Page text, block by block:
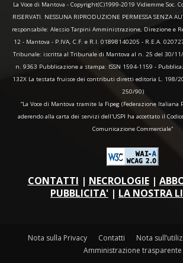
La Voce di Mantova - Copyright(C)1999-2019 Vidiemme Soc.
RISERVATI. NESSUNA RIPRODUZIONE PERMESSA SENZA
responsabile: Alessio Tarpini Amministrazione, Direzione e
12 - Mantova - P.IVA, C.F. e R.I. 01898140205 - R.E.A.
Tribunale: iscritta al Tribunale di Mantova al n. 25 del 30/
n. 9363 Pubblicazione a stampa: ISSN 1594-1159 -
132X La testata fruisce dei contributi diretti editoria L. 198/
250/90)
“La Voce di Mantova tramite la Fipeg (Federazione Italiana
aderendo alla carta dei servizi dell'USPI ha accettato il
Comunicazione Commerciale"
CONTATTI | NECROLOGIE|
PUBBLICITA' | LA NOSTRA
Nota sulla Privacy Contatti
Nota
Amministrazione trasparente